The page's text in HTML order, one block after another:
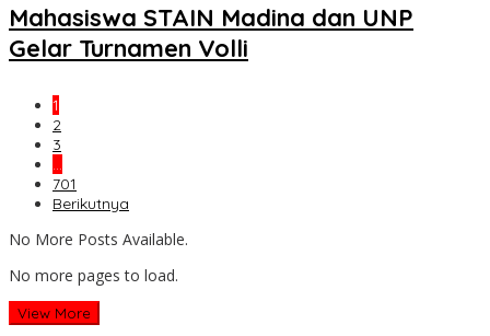
Mahasiswa STAIN Madina dan UNP
Gelar Turnamen Volli
1
2
3
…
701
Berikutnya
No More Posts Available.
No more pages to load.
View More